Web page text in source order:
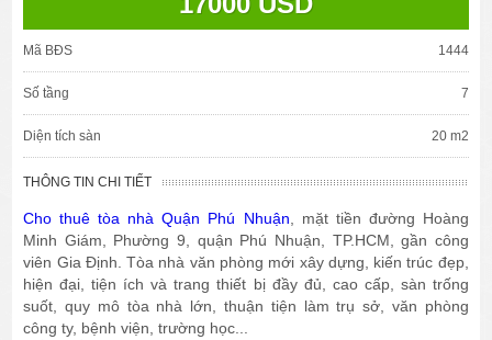
Mã BĐS 1444
Số tầng 7
Diện tích sàn 20 m2
THÔNG TIN CHI TIẾT
Cho thuê tòa nhà Quận Phú Nhuận , mặt tiền đường Hoàng
Minh Giám, Phường 9, quận Phú Nhuận, TP.HCM, gần công
viên Gia Định. Tòa nhà văn phòng mới xây dựng, kiến trúc đẹp,
hiện đại, tiện ích và trang thiết bị đầy đủ, cao cấp, sàn trống
suốt, quy mô tòa nhà lớn, thuận tiện làm trụ sở, văn phòng
công ty, bệnh viện, trường học...